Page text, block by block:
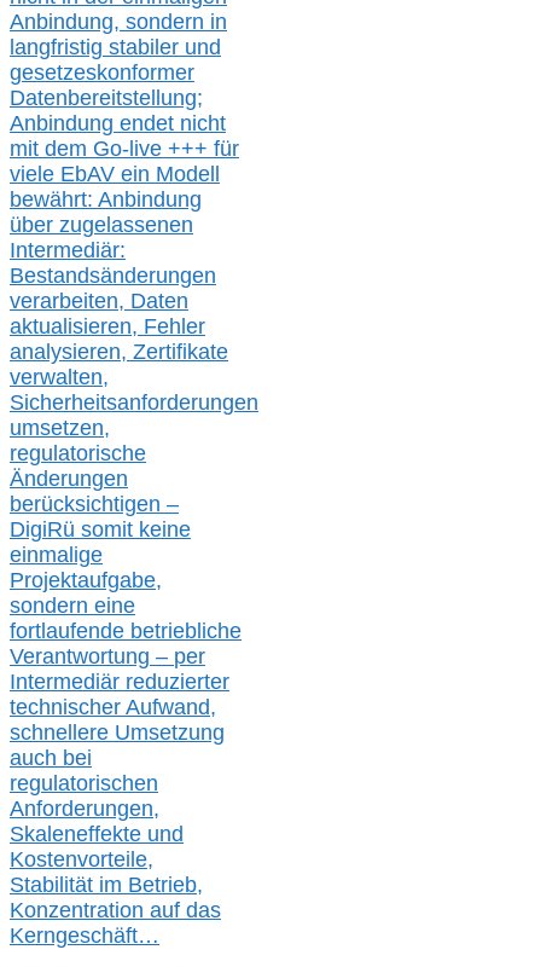
Anbindung, sondern in
langfristig stabiler und
gesetzeskonformer
Datenbereitstellung;
Anbindung endet nicht
mit dem Go-live +++ für
viele EbAV ein Modell
bewährt: Anbindung
über zugelassenen
Intermediär:
Bestandsänderungen
verarbeiten, Daten
aktualisieren, Fehler
analysieren, Zertifikate
verwalten,
Sicherheitsanforderungen
umsetzen,
regulatorische
Änderungen
berücksichtigen –
DigiRü somit keine
einmalige
Projektaufgabe,
sondern eine
fortlaufende betriebliche
Verantwortung – per
Intermediär reduzierter
technischer Aufwand,
schnellere Umsetzung
auch bei
regulatorischen
Anforderungen,
Skaleneffekte und
Kostenvorteile,
Stabilität im Betrieb,
Konzentration auf das
Kerngeschäft…